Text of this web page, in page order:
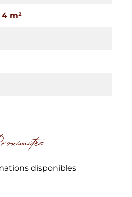
4 m²
disponibles